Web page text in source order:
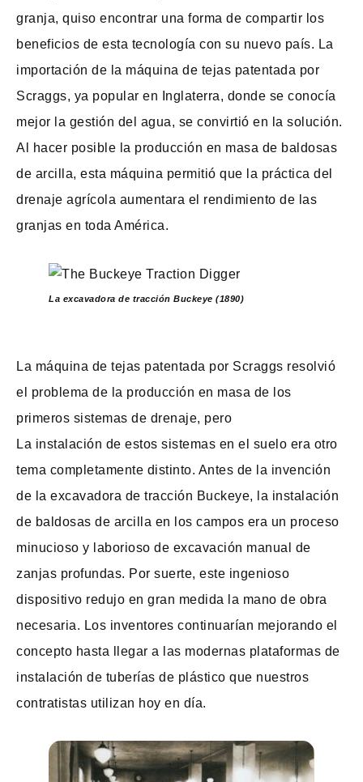
granja, quiso encontrar una forma de compartir los
beneficios de esta tecnología con su nuevo país. La
importación de la máquina de tejas patentada por
Scraggs, ya popular en Inglaterra, donde se conocía
mejor la gestión del agua, se convirtió en la solución.
Al hacer posible la producción en masa de baldosas
de arcilla, esta máquina permitió que la práctica del
drenaje agrícola aumentara el rendimiento de las
granjas en toda América.
La excavadora de tracción Buckeye (1890)
La máquina de tejas patentada por Scraggs resolvió
el problema de la producción en masa de los
primeros sistemas de drenaje, pero
La instalación de estos sistemas en el suelo era otro
tema completamente distinto. Antes de la invención
de la excavadora de tracción Buckeye, la instalación
de baldosas de arcilla en los campos era un proceso
minucioso y laborioso de excavación manual de
zanjas profundas. Por suerte, este ingenioso
dispositivo redujo en gran medida la mano de obra
necesaria. Los inventores continuarían mejorando el
concepto hasta llegar a las modernas plataformas de
instalación de tuberías de plástico que nuestros
contratistas utilizan hoy en día.